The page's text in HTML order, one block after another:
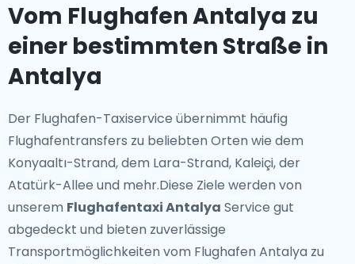
Vom Flughafen Antalya zu
einer bestimmten Straße in
Antalya
Der Flughafen-Taxiservice übernimmt häufig
Flughafentransfers zu beliebten Orten wie dem
Konyaaltı-Strand, dem Lara-Strand, Kaleiçi, der
Atatürk-Allee und mehr.Diese Ziele werden von
unserem Flughafentaxi Antalya Service gut
abgedeckt und bieten zuverlässige
Transportmöglichkeiten vom Flughafen Antalya zu